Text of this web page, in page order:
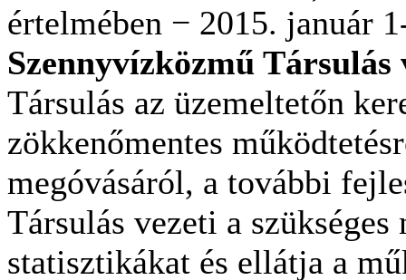
értelmében − 2015. január
Szennyvízközmű Társulás
Társulás az üzemeltetőn
zökkenőmentes
megóvásáról, a további
Társulás vezeti a
statisztikákat és ellátja a